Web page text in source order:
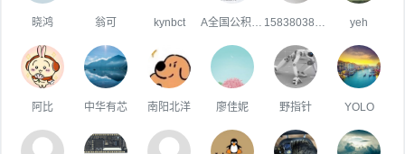
晓鸿 翁可 kynbct yeh
阿比 中华有芯 南阳北洋 廖佳妮 野指针 YOLO